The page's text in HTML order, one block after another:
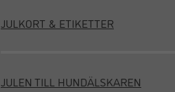
JULKORT & ETIKETTER
JULEN TILL HUNDÄLSKAREN